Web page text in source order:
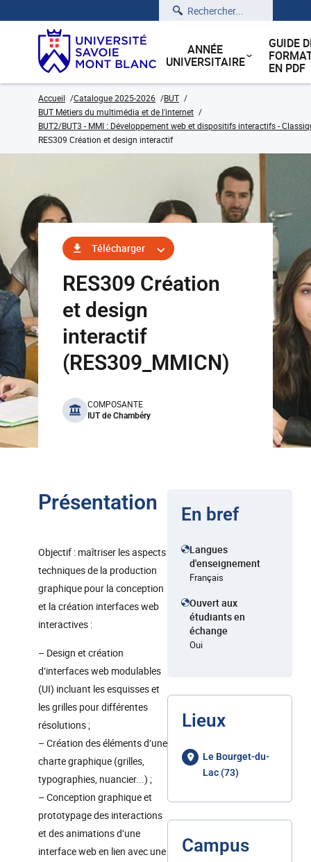
Rechercher
ANNÉE
UNIVERSITAIRE
GUIDE
EN PDF
Accueil Catalogue 2025-2026
BUT
BUT Métiers du multimédia et de l'internet
BUT2/BUT3 - MMI : Développement web et dispositifs interactifs -
RES309 Création et design interactif
Télécharger
RES309 Création
et design
interactif
(RES309_MMICN)
benefits
COMPOSANTE
IUT de Chambéry
Présentation
Objectif : maîtriser les aspects
techniques de la production
graphique pour la conception
et la création interfaces web
interactives :
– Design et création
d’interfaces web modulables
(UI) incluant les esquisses et
les grilles pour différentes
résolutions ;
– Création des éléments d’une
charte graphique (grilles,
typographies, nuancier...) ;
– Conception graphique et
prototypage des interactions
et des animations d’une
interface web en lien avec une
En bref
Langues
d'enseignement
Français
Ouvert aux
étudiants en
échange
Oui
Lieux
Le Bourget-du-
Lac (73)
Campus